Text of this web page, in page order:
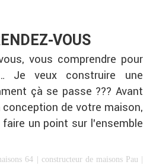
VOUS
vous comprendre pour
Je veux construire une
çà se passe ??? Avant
conception de votre maison,
un point sur l’ensemble
64 constructeur de maisons Pau